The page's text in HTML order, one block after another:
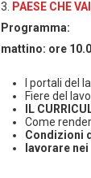
3.
PAESE CHE
Programma:
mattino: ore
I portali del
Fiere del
IL
Come
Condizioni
lavorare